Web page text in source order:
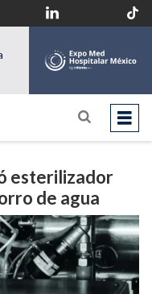
esterilizador
de agua